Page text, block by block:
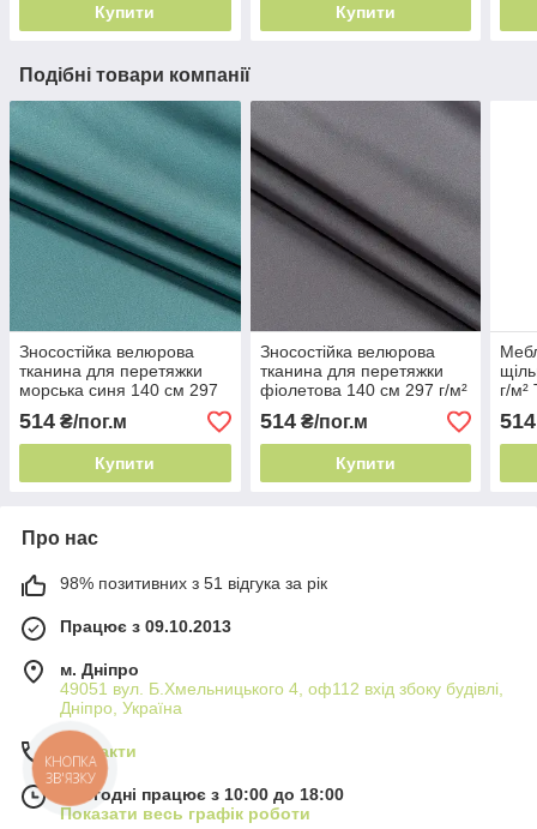
Купити Купити
Подібні товари компанії
Зносостійка велюрова
тканина для перетяжки
морська синя 140 см 297
г/м² - тканина для крісла
514 ₴/пог.м
Купити
Зносостійка велюрова
тканина для перетяжки
фіолетова 140 см 297 г/м²
Туреччина - не пиллингує
514₴/пог.м
Купити
г/м²
для
514
Про нас
98% позитивних з 51 відгука за рік
Працює з 09.10.2013
м. Дніпро
49051 вул. Б.Хмельницького 4, оф112 вхід збоку будівлі,
Дніпро, Україна
Контакти
Сьогодні працює з 10:00 до 18:00
Показати весь графік роботи
КНОПКА
ЗВ'ЯЗКУ